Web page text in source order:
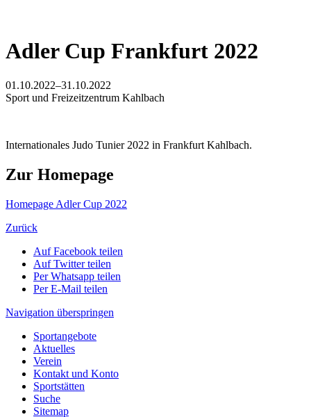
Adler Cup Frankfurt 2022
01.10.2022–31.10.2022
Sport und Freizeitzentrum Kahlbach
Internationales Judo Tunier 2022 in Frankfurt Kahlbach.
Zur Homepage
Homepage Adler Cup 2022
Zurück
Auf Facebook teilen
Auf Twitter teilen
Per Whatsapp teilen
Per E-Mail teilen
Navigation überspringen
Sportangebote
Aktuelles
Verein
Kontakt und Konto
Sportstätten
Suche
Sitemap